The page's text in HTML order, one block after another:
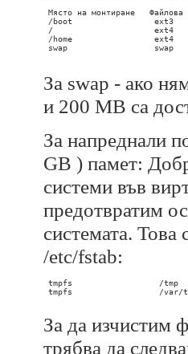
Място на монтиране
/boot                 ext3
/                     ext4
/home                 ext4
swap                  swap
За swap - ако
и 200 МB са
За напреднали
GB ) памет:
системи във
предотвратим
системата. Това
/etc/fstab:
tmpfs			/tmp			tmpfs	defaults	0 0
tmpfs			/var/tmp			tmpfs	defaults	0 0
За да изчистим
трябва да